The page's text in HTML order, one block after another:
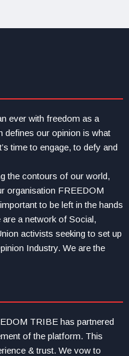
ever with freedom as a
defines our opinion is what
time to engage, to defy and
the contours of our world,
organisation FREEDOM
to be left in the hands
a network of Social,
activists seeking to set up
Industry. We are the
TRIBE has partnered
of the platform. This
& trust. We vow to